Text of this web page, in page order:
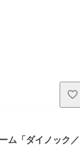
ム「ダイノック／